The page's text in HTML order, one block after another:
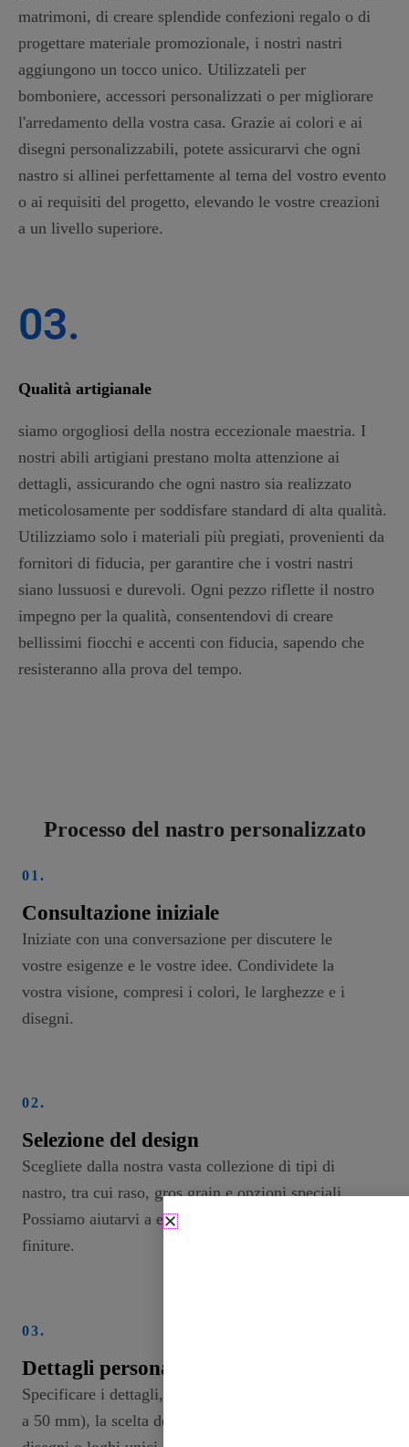
matrimoni, di creare splendide confezioni regalo o di
progettare materiale promozionale, i nostri nastri
aggiungono un tocco unico. Utilizzateli per
bomboniere, accessori personalizzati o per migliorare
l'arredamento della vostra casa. Grazie ai colori e ai
disegni personalizzabili, potete assicurarvi che ogni
nastro si allinei perfettamente al tema del vostro evento
o ai requisiti del progetto, elevando le vostre creazioni
a un livello superiore.
03.
Qualità artigianale
siamo orgogliosi della nostra eccezionale maestria. I
nostri abili artigiani prestano molta attenzione ai
dettagli, assicurando che ogni nastro sia realizzato
meticolosamente per soddisfare standard di alta qualità.
Utilizziamo solo i materiali più pregiati, provenienti da
fornitori di fiducia, per garantire che i vostri nastri
siano lussuosi e durevoli. Ogni pezzo riflette il nostro
impegno per la qualità, consentendovi di creare
bellissimi fiocchi e accenti con fiducia, sapendo che
resisteranno alla prova del tempo.
Processo del nastro personalizzato
01.
Consultazione iniziale
Iniziate con una conversazione per discutere le
vostre esigenze e le vostre idee. Condividete la
vostra visione, compresi i colori, le larghezze e i
disegni.
02.
Selezione del design
Scegliete dalla nostra vasta collezione di tipi di
nastro, tra cui raso, gros grain e opzioni speciali.
Possiamo aiutarvi a esplorare diversi modelli e
finiture.
03.
Dettagli personalizzati
Specificare i dettagli, come la larghezza (da 2 mm
a 50 mm), la scelta dei colori e gli eventuali